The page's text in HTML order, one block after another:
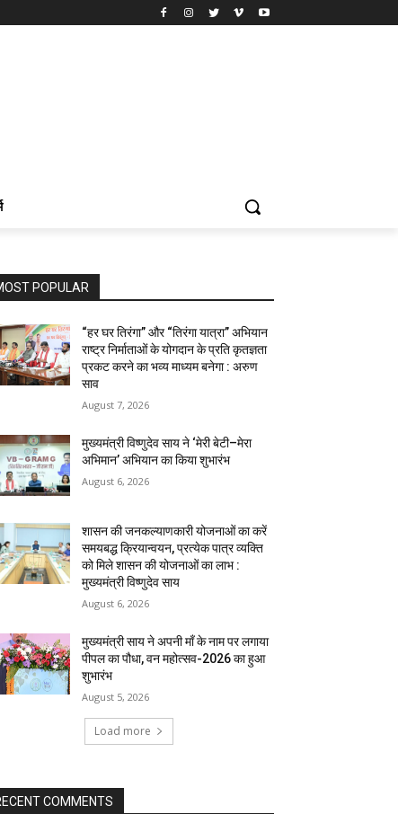
POPULAR
“हर घर तिरंगा” और “तिरंगा यात्रा” अभियान
राष्ट्र निर्माताओं के योगदान के प्रति कृतज्ञता
प्रकट करने का भव्य माध्यम बनेगा : अरुण
साव
August 7, 2026
मुख्यमंत्री विष्णुदेव साय ने ‘मेरी बेटी–मेरा
अभिमान’ अभियान का किया शुभारंभ
August 6, 2026
शासन की जनकल्याणकारी योजनाओं का करें
समयबद्ध क्रियान्वयन, प्रत्येक पात्र व्यक्ति
को मिले शासन की योजनाओं का लाभ :
मुख्यमंत्री विष्णुदेव साय
August 6, 2026
मुख्यमंत्री साय ने अपनी माँ के नाम पर लगाया
पीपल का पौधा, वन महोत्सव-2026 का हुआ
शुभारंभ
August 5, 2026
Load more
COMMENTS